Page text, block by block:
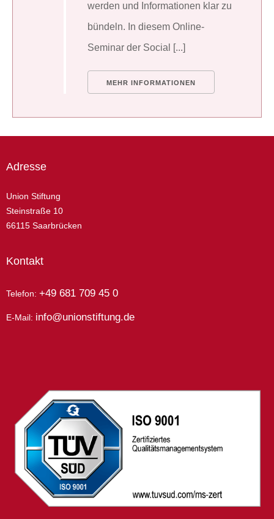
werden und Informationen klar zu
bündeln. In diesem Online-
Seminar der Social [...]
MEHR INFORMATIONEN
Adresse
Union Stiftung
Steinstraße 10
66115 Saarbrücken
Kontakt
Telefon: +49 681 709 45 0
E-Mail: info@unionstiftung.de